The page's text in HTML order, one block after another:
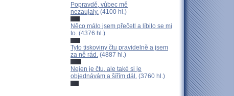
Popravdě, vůbec mě
nezaujaly. (4100 hl.)
Něco málo jsem přečetl a líbilo se mi
to. (4376 hl.)
Tyto tiskoviny čtu pravidelně a jsem
za ně rád. (4887 hl.)
Nejen je čtu, ale také si je
objednávám a šířím dál. (3760 hl.)